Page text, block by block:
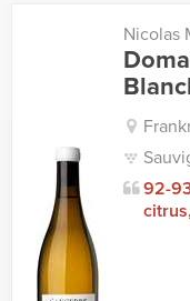
Nicolas
92-